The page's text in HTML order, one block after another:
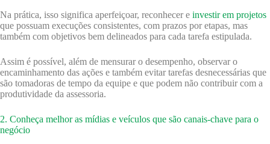
Na prática, isso significa aperfeiçoar, reconhecer e investir em projetos
que possuam execuções consistentes, com prazos por etapas, mas
também com objetivos bem delineados para cada tarefa estipulada.
Assim é possível, além de mensurar o desempenho, observar o
encaminhamento das ações e também evitar tarefas desnecessárias que
são tomadoras de tempo da equipe e que podem não contribuir com a
produtividade da assessoria.
2. Conheça melhor as mídias e veículos que são canais-chave para o
negócio